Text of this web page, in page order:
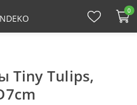
0
Tiny Tulips,